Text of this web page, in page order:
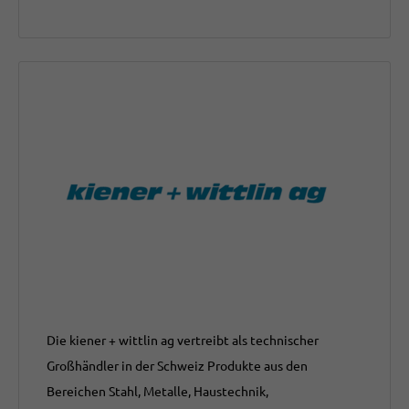
Die kiener + wittlin ag vertreibt als technischer
Großhändler in der Schweiz Produkte aus den
Bereichen Stahl, Metalle, Haustechnik,